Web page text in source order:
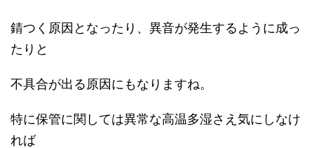
錆つく原因となったり、異音が発生するように成っ
たりと
不具合が出る原因にもなりますね。
特に保管に関しては異常な高温多湿さえ気にしなけ
れば